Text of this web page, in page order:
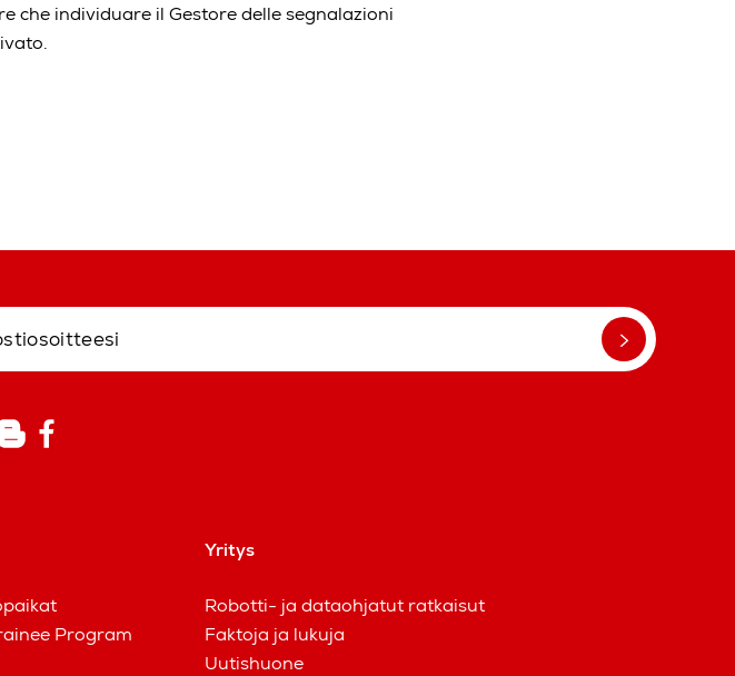
che individuare il Gestore delle segnalazioni
Program
Yritys
Robotti- ja dataohjatut ratkaisut
Faktoja ja lukuja
Uutishuone